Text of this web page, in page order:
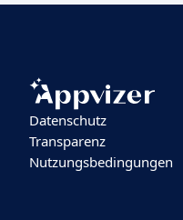
Datenschutz
Transparenz
Nutzungsbedingungen